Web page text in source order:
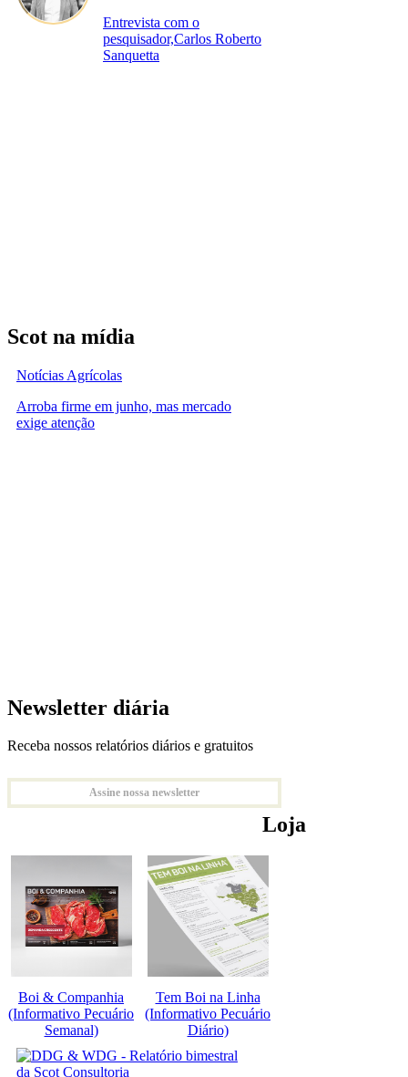
Entrevista com o
pesquisador,Carlos Roberto
Sanquetta
Scot na mídia
Notícias Agrícolas
Arroba firme em junho, mas mercado
exige atenção
Newsletter diária
Receba nossos relatórios diários e gratuitos
Assine nossa newsletter
Loja
Boi & Companhia
(Informativo Pecuário
Semanal)
Tem Boi na Linha
(Informativo Pecuário
Diário)